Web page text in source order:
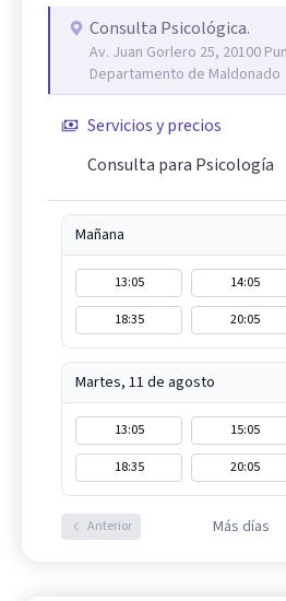
Consulta Psicológica.
Av. Juan Gorlero 25, 20100
Departamento de Maldonado
Servicios y precios
Consulta para Psicología
Mañana
13:05 14:05
18:35
20:05
Martes, 11 de agosto
13:05 15:05
18:35
20:05
Anterior Más días